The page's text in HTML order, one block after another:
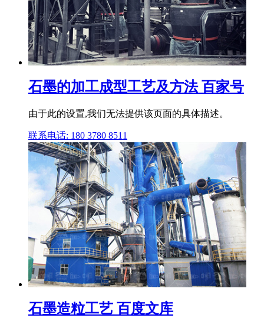
石墨的加工成型工艺及方法 百家号
由于此的设置,我们无法提供该页面的具体描述。
联系电话: 180 3780 8511
石墨造粒工艺 百度文库